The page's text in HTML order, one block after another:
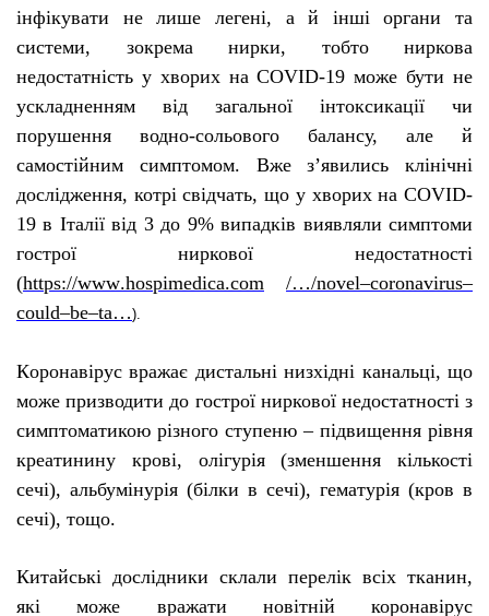
інфікувати не лише легені, а й інші органи та
системи, зокрема нирки, тобто ниркова
недостатність у хворих на COVID-19 може бути не
ускладненням від загальної інтоксикації чи
порушення водно-сольового балансу, але й
самостійним симптомом. Вже з’явились клінічні
дослідження, котрі свідчать, що у хворих на COVID-
19 в Італії від 3 до 9% випадків виявляли симптоми
гострої ниркової недостатності
(https://www.hospimedica.com /…/novel–coronavirus–
could–be–ta…).
Коронавірус вражає дистальні низхідні канальці, що
може призводити до гострої ниркової недостатності з
симптоматикою різного ступеню – підвищення рівня
креатинину крові, олігурія (зменшення кількості
сечі), альбумінурія (білки в сечі), гематурія (кров в
сечі), тощо.
Китайські дослідники склали перелік всіх тканин,
які може вражати новітній коронавірус